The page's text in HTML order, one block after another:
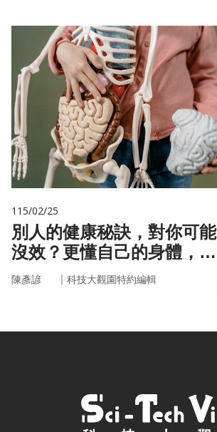
115/02/25
別人的健康秘訣，對你可能
沒效？更懂自己的身體，才
更能「精準健康」！
陳彥諺 ｜ 科技大觀園特約編輯